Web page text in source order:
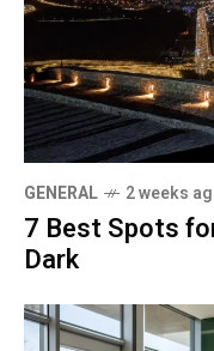
GENERAL 2 weeks
7 Best Spots
Dark